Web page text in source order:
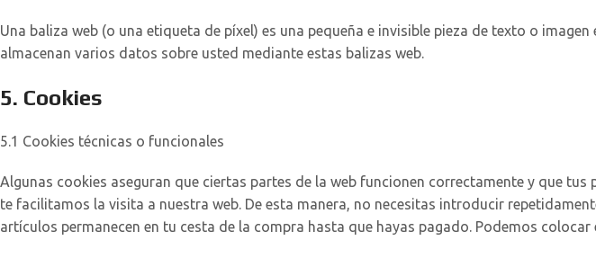
Una baliza web (o una etiqueta de píxel) es una pequeña e invisible pieza de texto o
almacenan varios datos sobre usted mediante estas balizas web.
5. Cookies
5.1 Cookies técnicas o funcionales
Algunas cookies aseguran que ciertas partes de la web funcionen correctamente y que
te facilitamos la visita a nuestra web. De esta manera, no necesitas introducir
artículos permanecen en tu cesta de la compra hasta que hayas pagado. Podemos